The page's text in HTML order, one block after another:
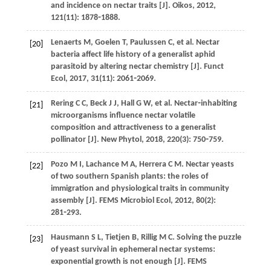
and incidence on nectar traits [J]. Oikos, 2012,
121(11): 1878⁃1888.
[20] Lenaerts M , Goelen T, Paulussen C, et al . Nectar
bacteria affect life history of a generalist aphid
parasitoid by altering nectar chemistry [J]. Funct
Ecol , 2017, 31(11): 2061⁃2069.
[21] Rering C C, Beck J J, Hall G W, et al . Nectar⁃inhabiting
microorganisms influence nectar volatile
composition and attractiveness to a generalist
pollinator [J]. New Phytol , 2018, 220(3): 750⁃759.
[22] Pozo M I , Lachance M A, Herrera C M . Nectar yeasts
of two southern Spanish plants: the roles of
immigration and physiological traits in community
assembly [J]. FEMS Microbiol Ecol , 2012, 80(2):
281⁃293.
[23] Hausmann S L, Tietjen B, Rillig M C. Solving the puzzle
of yeast survival in ephemeral nectar systems:
exponential growth is not enough [J]. FEMS